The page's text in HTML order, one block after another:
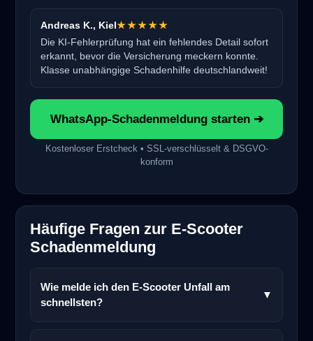
Andreas K., Kiel★★★★★
Die KI-Fehlerprüfung hat ein fehlendes Detail sofort
erkannt, bevor die Versicherung meckern konnte.
Klasse unabhängige Schadenhilfe deutschlandweit!
WhatsApp-Schadenmeldung starten ➔
Kostenloser Erstcheck • SSL-verschlüsselt & DSGVO-
konform
Häufige Fragen zur E-Scooter
Schadenmeldung
Wie melde ich den E-Scooter Unfall am
schnellsten?
▼